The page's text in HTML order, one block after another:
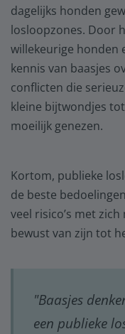
dagelijks honden
losloopzones. Door
willekeurige honden
kennis van baasjes
conflicten die
kleine bijtwondjes
moeilijk genezen.
Kortom, publieke
de beste
veel risico’s met
bewust van zijn tot
"Baasjes
een publieke